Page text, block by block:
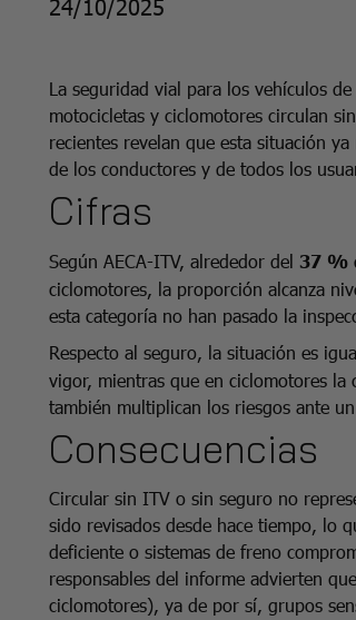
La seguridad vial para los vehículos
motocicletas y ciclomotores circulan
recientes revelan que esta situación
de los conductores y de todos los
Cifras
Según AECA-ITV, alrededor del 37 %
ciclomotores, la proporción alcanza
esta categoría no han pasado la
Respecto al seguro, la situación es
vigor, mientras que en ciclomotores la
también multiplican los riesgos ante
Consecuencias
Circular sin ITV o sin seguro no
sido revisados desde hace tiempo, lo
deficiente o sistemas de freno
responsables del informe advierten
ciclomotores), ya de por sí, grupos